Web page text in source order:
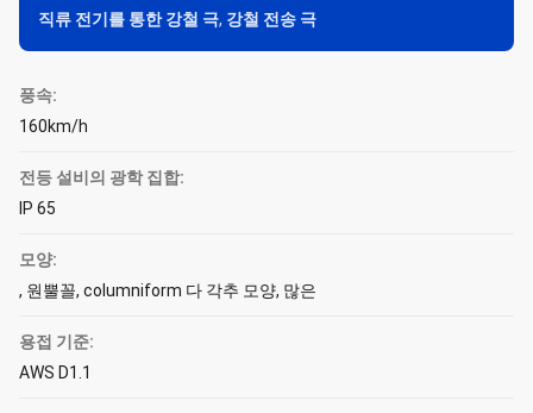
직류 전기를 통한 강철 극, 강철 전송 극
풍속:
160km/h
전등 설비의 광학 집합:
IP 65
모양:
, 원뿔꼴, columniform 다 각추 모양, 많은
용접 기준:
AWS D1.1